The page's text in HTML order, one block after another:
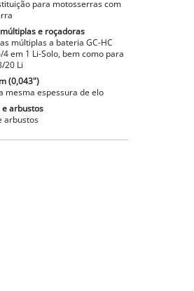
para motosserras com
e roçadoras
múltiplas a bateria GC-HC
4 em 1 Li-Solo, bem como para
20 Li
(0,043")
mesma espessura de elo
arbustos
arbustos